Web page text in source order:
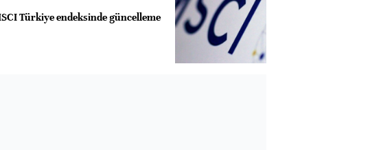
Türkiye endeksinde güncelleme